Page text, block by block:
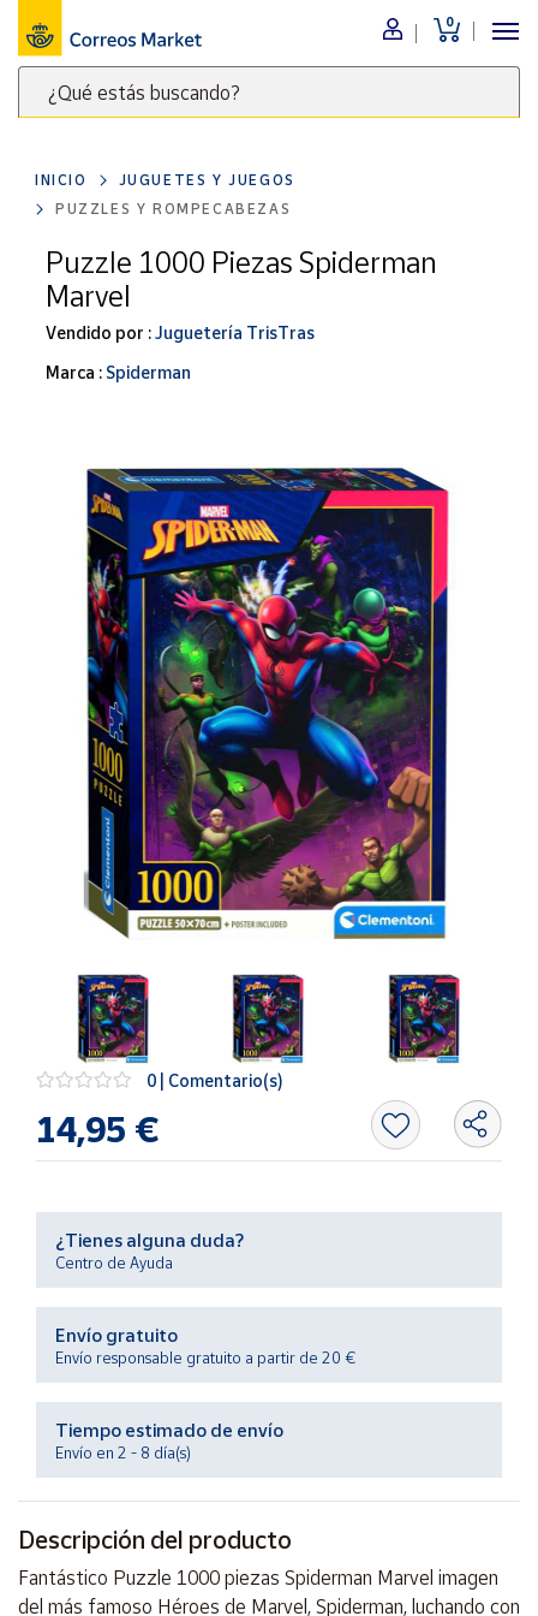
0
¿Qué estás buscando?
clave
para
buscar
productos
Correos
Market
Menú
Nuestro
catálogo
Alimentación
Ocio y cultura
Juguetes y
juegos
Libros y
Tienda de
Artesanía
Para Canarias,
Ceuta y Melilla
populares
Nuestros
vendedores
novedades
de Correos
Productos
Centro
de ayuda
Contacto
Vendedores
Mapa de
vendedores
vendedor
Área
vendedor
INICIO
JUGUETES Y JUEGOS
PUZZLES Y ROMPECABEZAS
Puzzle 1000 Piezas Spiderman
Marvel
Vendido por :Juguetería TrisTras
Marca : Spiderman
0 | Comentario(s)
14,95 €
¿Tienes alguna duda?
Centro de Ayuda
Envío gratuito
Envío responsable gratuito a partir de 20 €
Tiempo estimado de envío
Envío en 2 - 8 día(s)
Descripción del producto
Fantástico Puzzle 1000 piezas Spiderman Marvel imagen
del más famoso Héroes de Marvel, Spiderman, luchando con